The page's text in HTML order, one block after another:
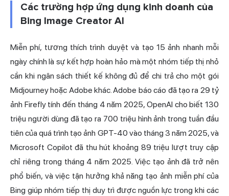
Các trường hợp ứng dụng kinh doanh của
Bing Image Creator AI
Miễn phí, tương thích trình duyệt và tạo 15 ảnh nhanh mỗi
ngày chính là sự kết hợp hoàn hảo mà một nhóm tiếp thị nhỏ
cần khi ngân sách thiết kế không đủ để chi trả cho một gói
Midjourney hoặc Adobe khác. Adobe báo cáo đã tạo ra 29 tỷ
ảnh Firefly tính đến tháng 4 năm 2025, OpenAI cho biết 130
triệu người dùng đã tạo ra 700 triệu hình ảnh trong tuần đầu
tiên của quá trình tạo ảnh GPT-40 vào tháng 3 năm 2025, và
Microsoft Copilot đã thu hút khoảng 89 triệu lượt truy cập
chỉ riêng trong tháng 4 năm 2025. Việc tạo ảnh đã trở nên
phổ biến, và việc tận hưởng khả năng tạo ảnh miễn phí của
Bing giúp nhóm tiếp thị duy trì được nguồn lực trong khi các